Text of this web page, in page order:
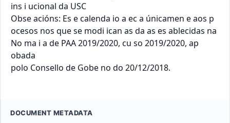
ins i ucional da USC
Obse acións: Es e calenda io a ec a únicamen e aos p
ocesos nos que se modi ican as da as es ablecidas na
No ma i a de PAA 2019/2020, cu so 2019/2020, ap
obada
polo Consello de Gobe no do 20/12/2018.
DOCUMENT METADATA